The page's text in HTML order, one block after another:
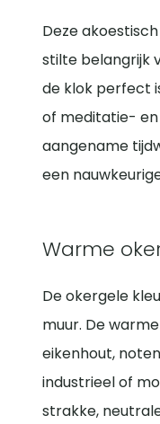
Deze
stilte belangrijk
de klok perfect
of meditatie- en
aangename
een
Warme
De okergele
muur. De
eikenhout,
industrieel of
strakke,